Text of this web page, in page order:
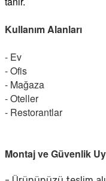
Kullanım Alanları
- Ev
- Ofis
- Mağaza
- Oteller
- Restorantlar
Montaj ve Güvenlik